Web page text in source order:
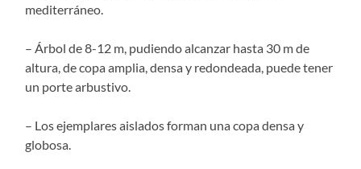
mediterráneo.
– Árbol de 8-12 m, pudiendo alcanzar hasta 30 m de
altura, de copa amplia, densa y redondeada, puede tener
un porte arbustivo.
– Los ejemplares aislados forman una copa densa y
globosa.